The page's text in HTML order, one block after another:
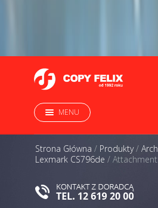
MENU
Strona Główna / Produkty/
Lexmark CS796de /